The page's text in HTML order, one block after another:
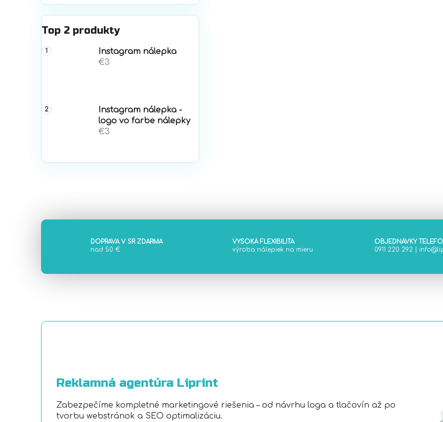
Top 2 produkty
Instagram nálepka
€3
Instagram nálepka -
logo vo farbe nálepky
€3
DOPRAVA V SR ZDARMA
nad 50 €
VYSOKÁ FLEXIBILITA
výroba nálepiek na mieru
OBJEDNÁVKY
0911 220 292
Reklamná agentúra Liprint
Zabezpečíme kompletné marketingové riešenia – od návrhu loga a tlačovín až po
tvorbu webstránok a SEO optimalizáciu.